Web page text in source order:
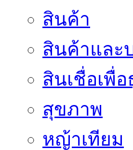
สินค้า
สินค้าและ
สินเชื่อเพื่อ
สุขภาพ
หญ้าเทียม